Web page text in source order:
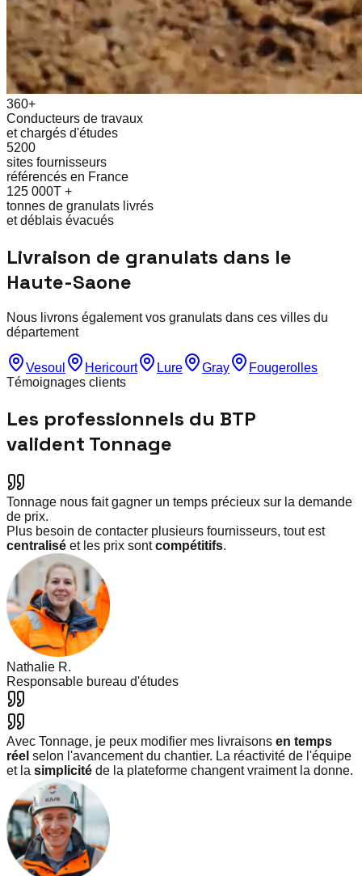
360+
Conducteurs de travaux
et chargés d'études
5200
sites fournisseurs
référencés en France
125 000T +
tonnes de granulats livrés
et déblais évacués
Livraison de granulats dans le
Haute-Saone
Nous livrons également vos granulats dans ces villes du
département
Vesoul Hericourt Lure Gray
Fougerolles
Témoignages clients
Les professionnels du BTP
valident Tonnage
Tonnage nous fait gagner un temps précieux sur la demande
de prix.
Plus besoin de contacter plusieurs fournisseurs, tout est
centralisé et les prix sontcompétitifs.
Nathalie R.
Responsable bureau d'études
Avec Tonnage, je peux modifier mes livraisons en temps
réel selon l'avancement du chantier. La réactivité de l'équipe
et la simplicité de la plateforme changent vraiment la donne.